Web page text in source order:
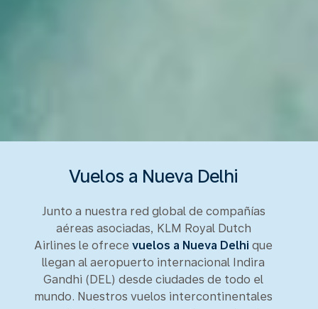
Vuelos a Nueva Delhi
Junto a nuestra red global de compañías
aéreas asociadas, KLM Royal Dutch
Airlines le ofrece vuelos a Nueva Delhi que
llegan al aeropuerto internacional Indira
Gandhi (DEL) desde ciudades de todo el
mundo. Nuestros vuelos intercontinentales